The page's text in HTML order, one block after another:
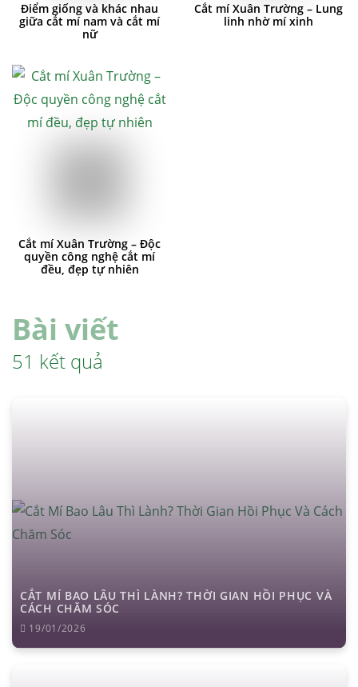
Điểm giống và khác nhau
giữa cắt mí nam và cắt mí
nữ
Cắt mí Xuân Trường – Lung
linh nhờ mí xinh
Cắt mí Xuân Trường – Độc
quyền công nghệ cắt mí
đều, đẹp tự nhiên
CẮT MÍ BAO LÂU THÌ LÀNH? THỜI GIAN HỒI PHỤC VÀ
CÁCH CHĂM SÓC
19/01/2026
Bài viết
51 kết quả